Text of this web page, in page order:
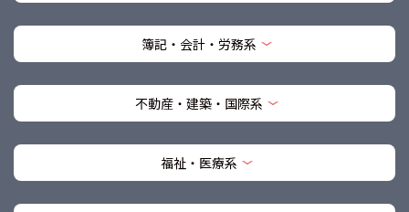
簿記・会計・労務系
不動産・建築・国際系
福祉・医療系